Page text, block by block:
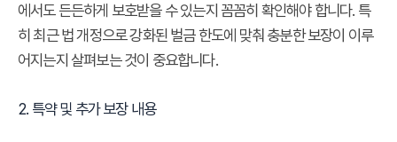
에서도 든든하게 보호받을 수 있는지 꼼꼼히 확인해야 합니다. 특
히 최근 법 개정으로 강화된 벌금 한도에 맞춰 충분한 보장이 이루
어지는지 살펴보는 것이 중요합니다.
2. 특약 및 추가 보장 내용